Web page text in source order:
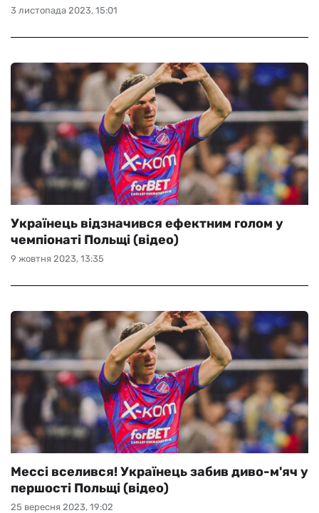
3 листопада 2023, 15:01
9 жовтня 2023, 13:35
Українець відзначився ефектним голом у
чемпіонаті Польщі (відео)
25 вересня 2023, 19:02
Мессі вселився! Українець забив диво-м'яч у
першості Польщі (відео)